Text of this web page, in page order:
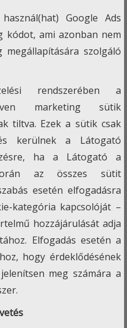
Google Ads
kódot, ami azonban nem
megállapítására szolgáló
rendszerében a
marketing sütik
tiltva. Ezek a sütik csak
kerülnek a Látogató
ha a Látogató a
az összes sütit
esetén elfogadásra
kategória kapcsolóját –
hozzájárulását adja
Elfogadás esetén a
hogy érdeklődésének
meg számára a